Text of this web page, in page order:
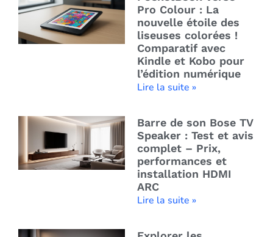
Pro Colour : La
nouvelle étoile des
liseuses colorées !
Comparatif avec
Kindle et Kobo pour
l’édition numérique
Lire la suite »
Barre de son Bose TV
Speaker : Test et avis
complet – Prix,
performances et
installation HDMI
ARC
Lire la suite »